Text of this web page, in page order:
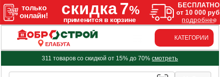
ЕЛАБУГА
КАТЕГОРИИ
311 товаров со скидкой от 15% до 70%смотреть